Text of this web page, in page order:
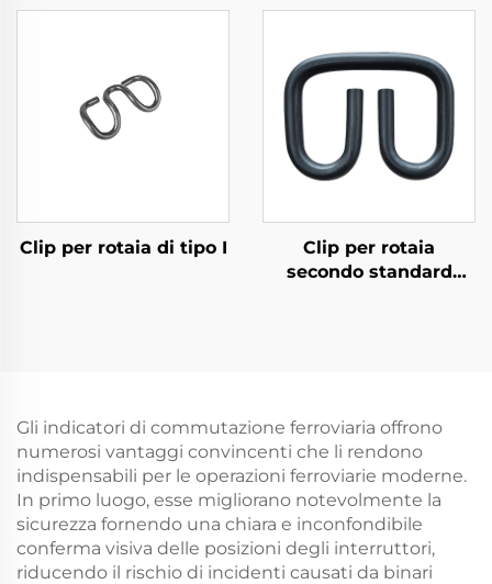
Clip per rotaia di tipo I
Clip per rotaia
secondo standard
Gli indicatori di commutazione ferroviaria offrono
numerosi vantaggi convincenti che li rendono
indispensabili per le operazioni ferroviarie moderne.
In primo luogo, esse migliorano notevolmente la
sicurezza fornendo una chiara e inconfondibile
conferma visiva delle posizioni degli interruttori,
riducendo il rischio di incidenti causati da binari